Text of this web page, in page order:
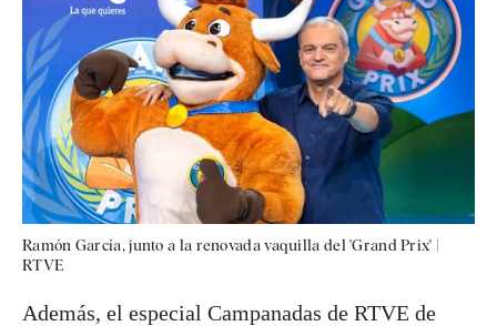
Ramón García, junto a la renovada vaquilla del 'Grand Prix'
RTVE
Además, el especial Campanadas de RTVE de